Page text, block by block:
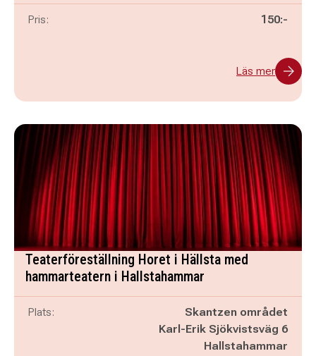
Pris: 150:-
Läs mer
Teaterföreställning Horet i Hällsta med
hammarteatern i Hallstahammar
Plats:
Skantzen området
Karl-Erik Sjökvistsväg 6
Hallstahammar